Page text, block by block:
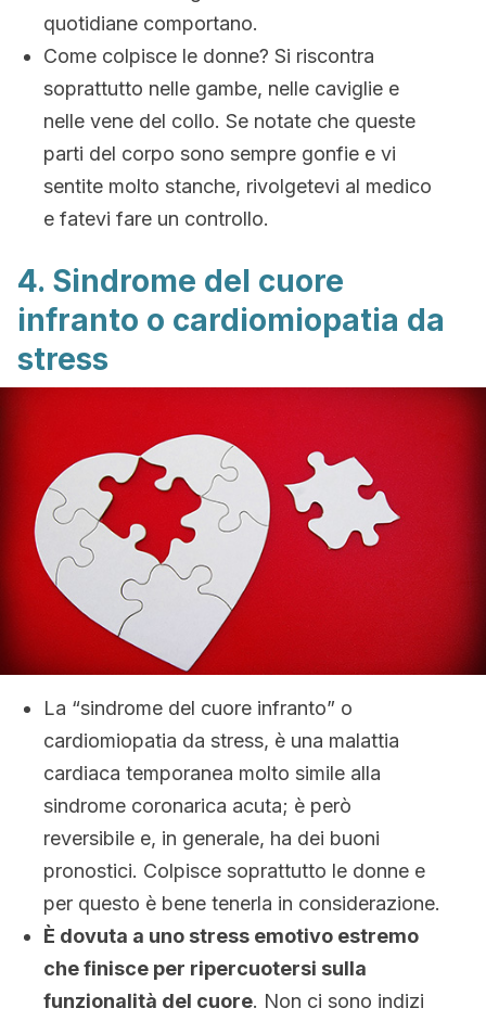
quotidiane comportano.
Come colpisce le donne? Si riscontra
soprattutto nelle gambe, nelle caviglie e
nelle vene del collo. Se notate che queste
parti del corpo sono sempre gonfie e vi
sentite molto stanche, rivolgetevi al medico
e fatevi fare un controllo.
4. Sindrome del cuore
infranto o cardiomiopatia da
stress
La “sindrome del cuore infranto” o
cardiomiopatia da stress, è una malattia
cardiaca temporanea molto simile alla
sindrome coronarica acuta; è però
reversibile e, in generale, ha dei buoni
pronostici. Colpisce soprattutto le donne e
per questo è bene tenerla in considerazione.
È dovuta a uno stress emotivo estremo
che finisce per ripercuotersi sulla
funzionalità del cuore. Non ci sono indizi